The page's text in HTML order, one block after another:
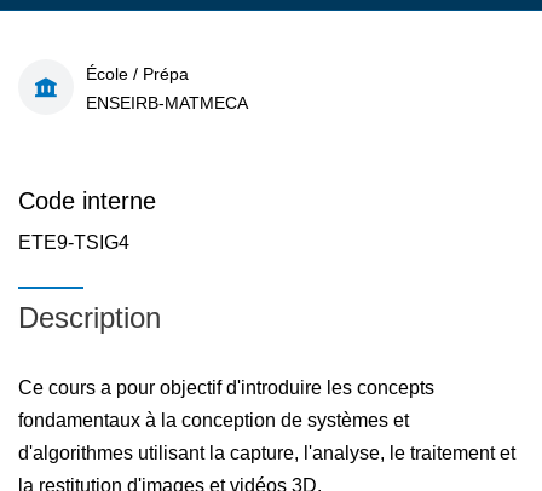
École / Prépa
ENSEIRB-MATMECA
Code interne
ETE9-TSIG4
Description
Ce cours a pour objectif d'introduire les concepts
fondamentaux à la conception de systèmes et
d'algorithmes utilisant la capture, l'analyse, le traitement et
la restitution d'images et vidéos 3D.